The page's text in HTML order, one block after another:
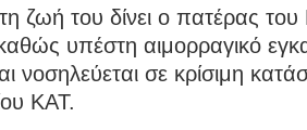
ζωή του δίνει ο πατέρας του
υπέστη αιμορραγικό
νοσηλεύεται σε κρίσιμη
ΚΑΤ.